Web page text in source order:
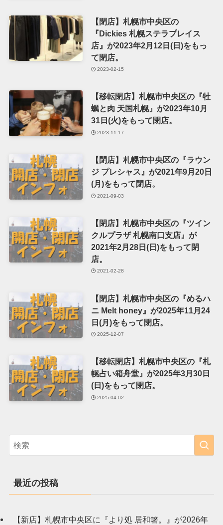
【閉店】札幌市中央区の
『Dickies 札幌ステラプレイス
店』が2023年2月12日(日)をもっ
て閉店。
2023-02-15
【移転閉店】札幌市中央区の『牡
蠣と肉 天国札幌』が2023年10月
31日(火)をもって閉店。
2023-11-17
【閉店】札幌市中央区の『ラウン
ジ プレシャス』が2021年9月20日
(月)をもって閉店。
2021-09-03
【閉店】札幌市中央区の『ツイン
クルプラザ 札幌南口支店』が
2021年2月28日(日)をもって閉
店。
2021-02-28
【閉店】札幌市中央区の『めるハ
ニ Melt honey』が2025年11月24
日(月)をもって閉店。
2025-12-07
【移転閉店】札幌市中央区の『札
幌占い箱舟堂』が2025年3月30日
(日)をもって閉店。
2025-04-02
最近の投稿
【新店】札幌市中央区に『より処 居和箸。』が2026年